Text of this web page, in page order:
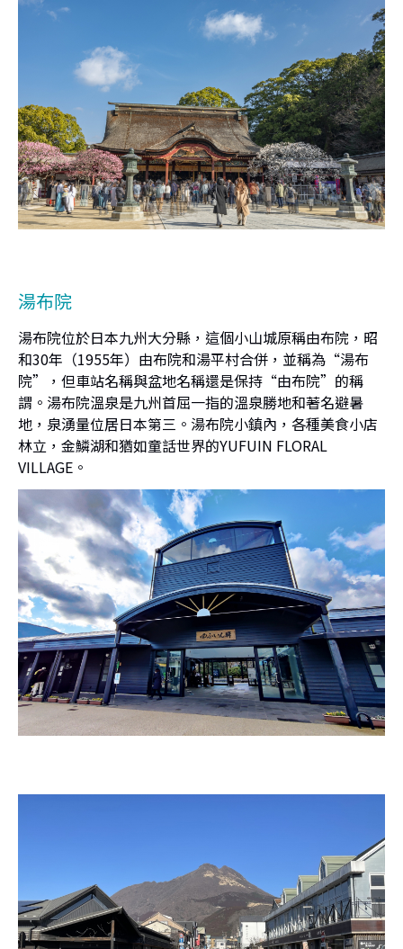
湯布院
湯布院位於日本九州大分縣，這個小山城原稱由布院，昭
和30年（1955年）由布院和湯平村合併，並稱為“湯布
院”，但車站名稱與盆地名稱還是保持“由布院”的稱
謂。湯布院溫泉是九州首屈一指的溫泉勝地和著名避暑
地，泉湧量位居日本第三。湯布院小鎮內，各種美食小店
林立，金鱗湖和猶如童話世界的YUFUIN FLORAL
VILLAGE。